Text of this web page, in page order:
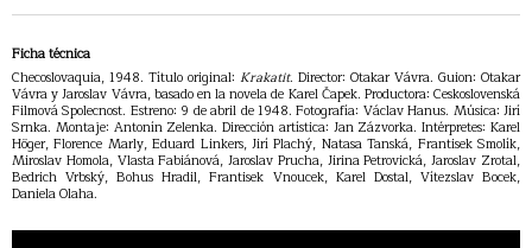
Ficha técnica
Checoslovaquia, 1948. Título original: Krakatit. Director: Otakar Vávra. Guion: Otakar
Vávra y Jaroslav Vávra, basado en la novela de Karel Čapek. Productora: Ceskoslovenská
Filmová Spolecnost. Estreno: 9 de abril de 1948. Fotografía: Václav Hanus. Música: Jirí
Srnka. Montaje: Antonín Zelenka. Dirección artística: Jan Zázvorka. Intérpretes: Karel
Höger, Florence Marly, Eduard Linkers, Jirí Plachý, Natasa Tanská, Frantisek Smolík,
Miroslav Homola, Vlasta Fabiánová, Jaroslav Prucha, Jirina Petrovická, Jaroslav Zrotal,
Bedrich Vrbský, Bohus Hradil, Frantisek Vnoucek, Karel Dostal, Vítezslav Bocek,
Daniela Olaha.